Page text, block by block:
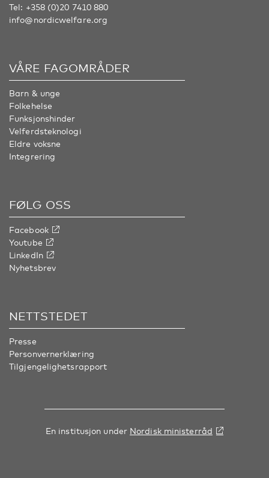
Tel: +358 (0)20 7410 880
info@nordicwelfare.org
VÅRE FAGOMRÅDER
Barn & unge
Folkehelse
Funksjonshinder
Velferdsteknologi
Eldre voksne
Integrering
FØLG OSS
Facebook
Youtube
LinkedIn
Nyhetsbrev
NETTSTEDET
Presse
Personvernerklæring
Tilgjengelighetsrapport
En institusjon under Nordisk ministerråd